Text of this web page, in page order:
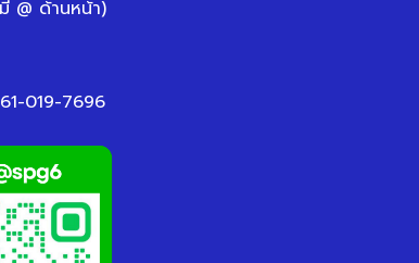
@ ด้านหน้า)
019-7696